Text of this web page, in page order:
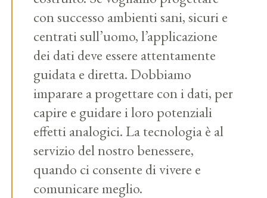
con successo ambienti sani, sicuri e
centrati sull’uomo, l’applicazione
dei dati deve essere attentamente
guidata e diretta. Dobbiamo
imparare a progettare con i dati, per
capire e guidare i loro potenziali
effetti analogici. La tecnologia è al
servizio del nostro benessere,
quando ci consente di vivere e
comunicare meglio.